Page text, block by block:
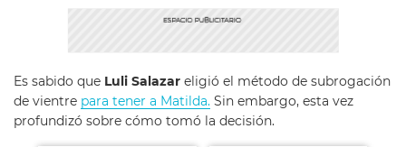
Es sabido que Luli Salazar eligió el método de subrogación
de vientre para tener a Matilda. Sin embargo, esta vez
profundizó sobre cómo tomó la decisión.